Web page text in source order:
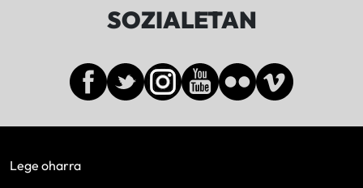
SOZIALETAN
Lege oharra